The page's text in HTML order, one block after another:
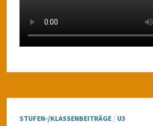
STUFEN-/KLASSENBEITRÄGE/ U3